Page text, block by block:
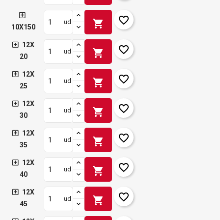
10X150
ud shopping_cart favorite_border
12X
20
ud shopping_cart favorite_border
12X
25
ud shopping_cart favorite_border
12X
30
ud shopping_cart favorite_border
12X
35
ud shopping_cart favorite_border
12X
40
ud shopping_cart favorite_border
12X
45
ud shopping_cart favorite_border